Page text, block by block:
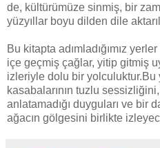
de, kültürümüze sinmiş, bir
yüzyıllar boyu dilden dile
Bu kitapta adımladığımız
içe geçmiş çağlar, yitip gitmiş
izleriyle dolu bir yolculuktur.Bu
kasabalarının tuzlu sessizliğini,
anlatamadığı duyguları ve bir
ağacın gölgesini birlikte